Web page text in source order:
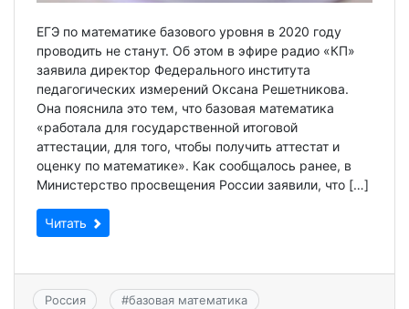
ЕГЭ по математике базового уровня в 2020 году
проводить не станут. Об этом в эфире радио «КП»
заявила директор Федерального института
педагогических измерений Оксана Решетникова.
Она пояснила это тем, что базовая математика
«работала для государственной итоговой
аттестации, для того, чтобы получить аттестат и
оценку по математике». Как сообщалось ранее, в
Министерство просвещения России заявили, что […]
Читать
Россия #базовая математика